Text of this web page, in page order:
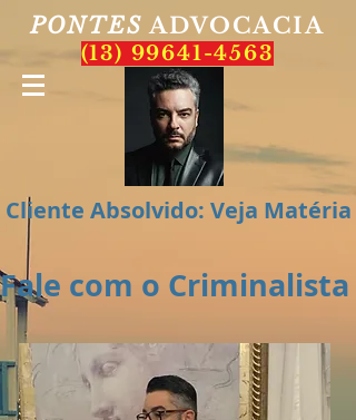
PONTES ADVOCACIA
(13) 99641-4563
Cliente Absolvido: Veja Matéria
Fale com o Criminalista